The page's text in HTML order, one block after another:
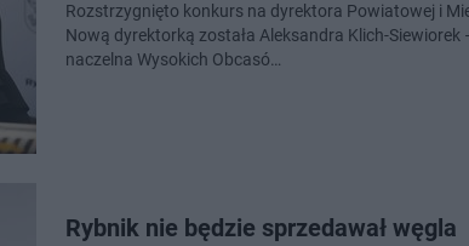
Rozstrzygnięto konkurs na dyrektora Powiatowej i
Nową dyrektorką została Aleksandra Klich-Siewiorek
naczelna Wysokich Obcasó…
Rybnik nie będzie sprzedawał węgla